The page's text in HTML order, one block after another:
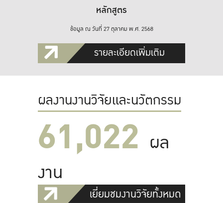
หลักสูตร
ข้อมูล ณ วันที่ 27 ตุลาคม พ.ศ. 2568
รายละเอียดเพิ่มเติม
ผลงานงานวิจัยและนวัตกรรม
61,022 ผล
งาน
เยี่ยมชมงานวิจัยทั้งหมด